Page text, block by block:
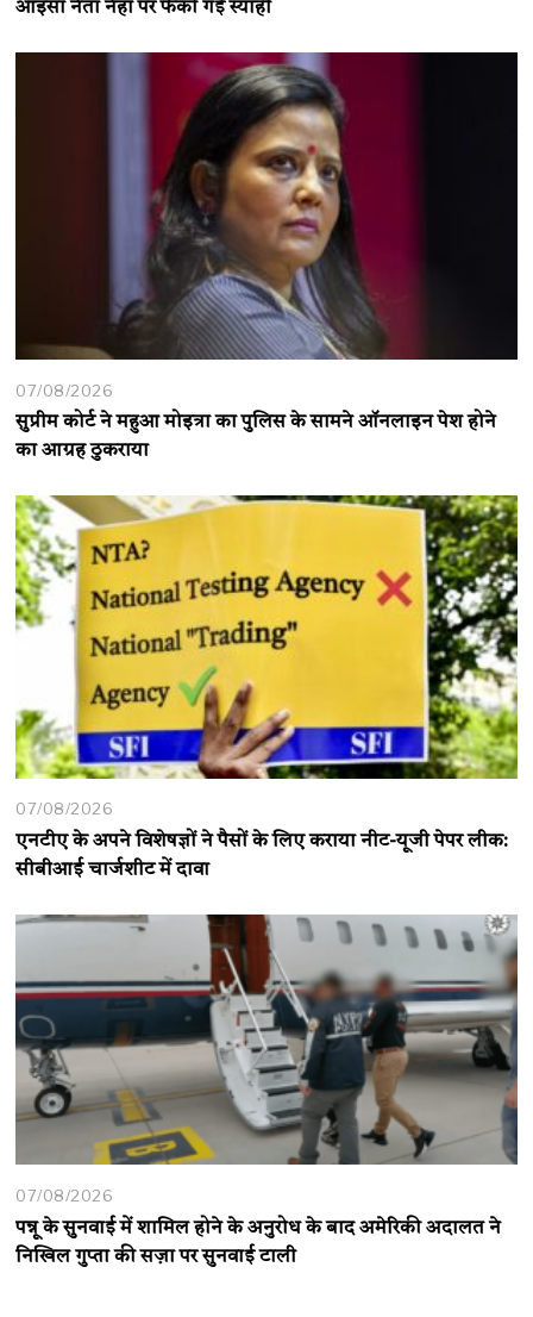
आइसा नेता नेहा पर फेंकी गई स्याही
07/08/2026
सुप्रीम कोर्ट ने महुआ मोइत्रा का पुलिस के सामने ऑनलाइन पेश होने
का आग्रह ठुकराया
07/08/2026
एनटीए के अपने विशेषज्ञों ने पैसों के लिए कराया नीट-यूजी पेपर लीक:
सीबीआई चार्जशीट में दावा
07/08/2026
पन्नू के सुनवाई में शामिल होने के अनुरोध के बाद अमेरिकी अदालत ने
निखिल गुप्ता की सज़ा पर सुनवाई टाली